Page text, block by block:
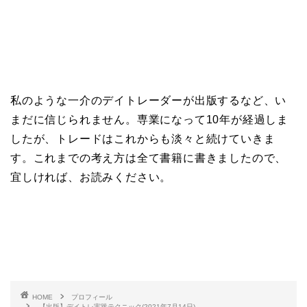
私のような一介のデイトレーダーが出版するなど、い
まだに信じられません。専業になって10年が経過しま
したが、トレードはこれからも淡々と続けていきま
す。これまでの考え方は全て書籍に書きましたので、
宜しければ、お読みください。
HOME
プロフィール